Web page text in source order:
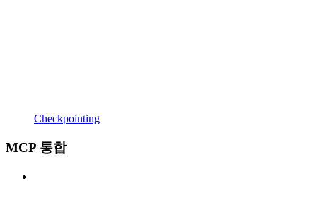
Checkpointing
MCP 통합